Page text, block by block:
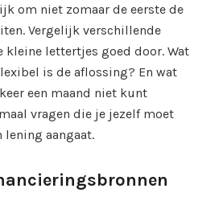
om niet zomaar de eerste de
Vergelijk verschillende
kleine lettertjes goed door. Wat
is de aflossing? En wat
een maand niet kunt
vragen die je jezelf moet
lening aangaat.